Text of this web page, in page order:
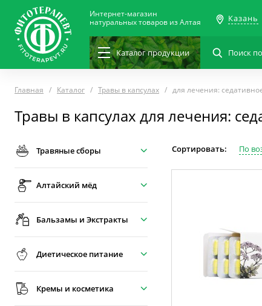
Интернет-магазин
натуральных товаров из Алтая
Казань
Каталогпродукции
Главная Каталог Травы в капсулах для лечения:
Травы в капсулах для лечения:
Травяные сборы
Алтайский мёд
Бальзамы и Экстракты
Диетическое питание
Кремы и косметика
Сортировать: По